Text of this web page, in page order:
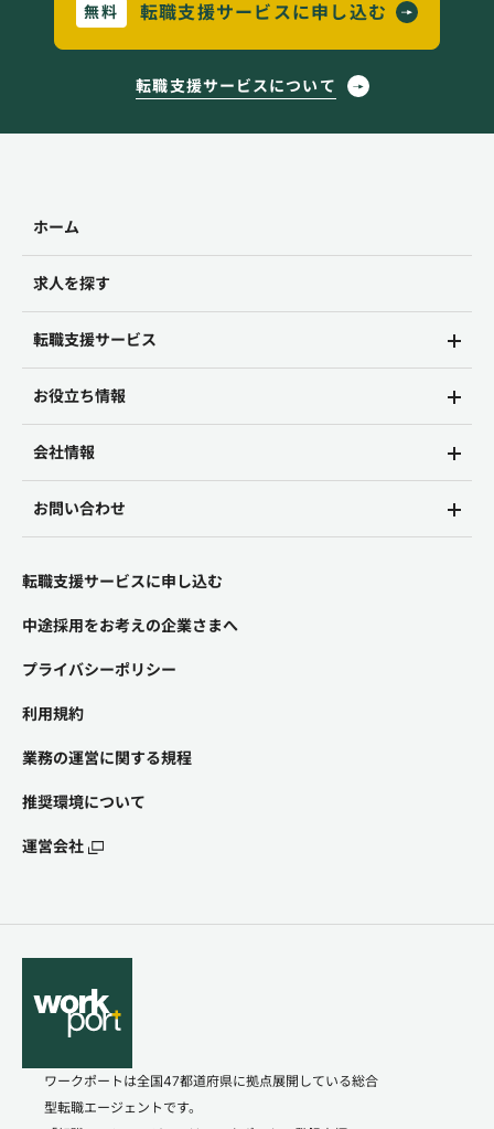
無料 転職支援サービスに申し込む
転職支援サービスについて
ホーム
求人を探す
転職支援サービス
お役立ち情報
会社情報
お問い合わせ
転職支援サービスに申し込む
中途採用をお考えの企業さまへ
プライバシーポリシー
利用規約
業務の運営に関する規程
推奨環境について
運営会社
ワークポートは全国47都道府県に拠点展開している総合
型転職エージェントです。